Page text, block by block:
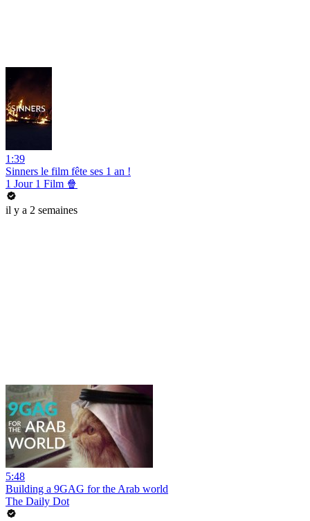
1:39
Sinners le film fête ses 1 an !
1 Jour 1 Film 🍿
il y a 2 semaines
5:48
Building a 9GAG for the Arab world
The Daily Dot